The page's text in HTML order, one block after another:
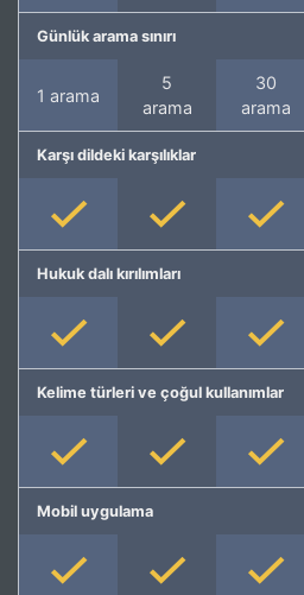
Günlük arama sınırı
1 arama
5
arama
30
arama
Karşı dildeki karşılıklar
Hukuk dalı kırılımları
Kelime türleri ve çoğul kullanımlar
Mobil uygulama